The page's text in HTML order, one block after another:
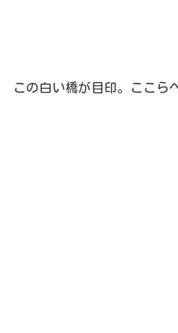
この白い橋が目印。ここら